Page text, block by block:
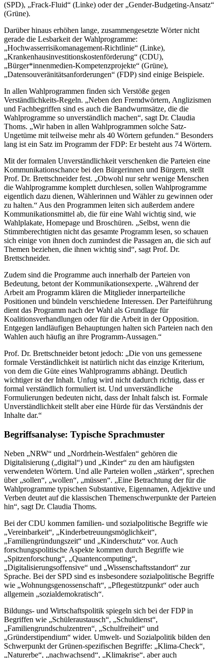
(SPD), „Frack-Fluid“ (Linke) oder der „Gender-Budgeting-Ansatz“
(Grüne).
Darüber hinaus erhöhen lange, zusammengesetzte Wörter nicht
gerade die Lesbarkeit der Wahlprogramme:
„Hochwasserrisikomanagement-Richtlinie“ (Linke),
„Krankenhausinvestitionskostenförderung“ (CDU),
„Bürger*innenmedien-Kompetenzprojekte“ (Grüne),
„Datensouveränitätsanforderungen“ (FDP) sind einige Beispiele.
In allen Wahlprogrammen finden sich Verstöße gegen
Verständlichkeits-Regeln. „Neben den Fremdwörtern, Anglizismen
und Fachbegriffen sind es auch die Bandwurmsätze, die die
Wahlprogramme so unverständlich machen“, sagt Dr. Claudia
Thoms. „Wir haben in allen Wahlprogrammen solche Satz-
Ungetüme mit teilweise mehr als 40 Wörtern gefunden.“ Besonders
lang ist ein Satz im Programm der FDP: Er besteht aus 74 Wörtern.
Mit der formalen Unverständlichkeit verschenken die Parteien eine
Kommunikationschance bei den Bürgerinnen und Bürgern, stellt
Prof. Dr. Brettschneider fest. „Obwohl nur sehr wenige Menschen
die Wahlprogramme komplett durchlesen, sollen Wahlprogramme
eigentlich dazu dienen, Wählerinnen und Wähler zu gewinnen oder
zu halten.“ Aus den Programmen leiten sich außerdem andere
Kommunikationsmittel ab, die für eine Wahl wichtig sind, wie
Wahlplakate, Homepage und Broschüren. „Selbst, wenn die
Stimmberechtigten nicht das gesamte Programm lesen, so schauen
sich einige von ihnen doch zumindest die Passagen an, die sich auf
Themen beziehen, die ihnen wichtig sind“, sagt Prof. Dr.
Brettschneider.
Zudem sind die Programme auch innerhalb der Parteien von
Bedeutung, betont der Kommunikationsexperte. „Während der
Arbeit am Programm klären die Mitglieder innerparteiliche
Positionen und bündeln verschiedene Interessen. Der Parteiführung
dient das Programm nach der Wahl als Grundlage für
Koalitionsverhandlungen oder für die Arbeit in der Opposition.
Entgegen landläufigen Behauptungen halten sich Parteien nach den
Wahlen auch häufig an ihre Programm-Aussagen.“
Prof. Dr. Brettschneider betont jedoch: „Die von uns gemessene
formale Verständlichkeit ist natürlich nicht das einzige Kriterium,
von dem die Güte eines Wahlprogramms abhängt. Deutlich
wichtiger ist der Inhalt. Unfug wird nicht dadurch richtig, dass er
formal verständlich formuliert ist. Und unverständliche
Formulierungen bedeuten nicht, dass der Inhalt falsch ist. Formale
Unverständlichkeit stellt aber eine Hürde für das Verständnis der
Inhalte dar.“
Begriffsanalyse: Typische Sprachmuster
Neben „NRW“ und „Nordrhein-Westfalen“ gehören die
Digitalisierung („digital“) und „Kinder“ zu den am häufigsten
verwendeten Wörtern. Und alle Parteien wollen „stärken“, sprechen
über „sollen“, „wollen“, „müssen“. „Eine Betrachtung der für die
Wahlprogramme typischen Substantive, Eigennamen, Adjektive und
Verben deutet auf die klassischen Themenschwerpunkte der Parteien
hin“, sagt Dr. Claudia Thoms.
Bei der CDU kommen familien- und sozialpolitische Begriffe wie
„Vereinbarkeit“, „Kinderbetreuungsmöglichkeit“,
„Familiengründungszeit“ und „Kinderschutz“ vor. Auch
forschungspolitische Aspekte kommen durch Begriffe wie
„Spitzenforschung“, „Quantencomputing“,
„Digitalisierungsoffensive“ und „Wissenschaftsstandort“ zur
Sprache. Bei der SPD sind es insbesondere sozialpolitische Begriffe
wie „Wohnungsgenossenschaft“, „Pflegestützpunkt“ oder auch
allgemein „sozialdemokratisch“.
Bildungs- und Wirtschaftspolitik spiegeln sich bei der FDP in
Begriffen wie „Schüleraustausch“, „Schuldienst“,
„Familiengrundschulzentren“, „Schulfreiheit“ und
„Gründerstipendium“ wider. Umwelt- und Sozialpolitik bilden den
Schwerpunkt der Grünen-spezifischen Begriffe: „Klima-Check“,
„Naturerbe“, „nachwachsend“, „Klimakrise“, aber auch